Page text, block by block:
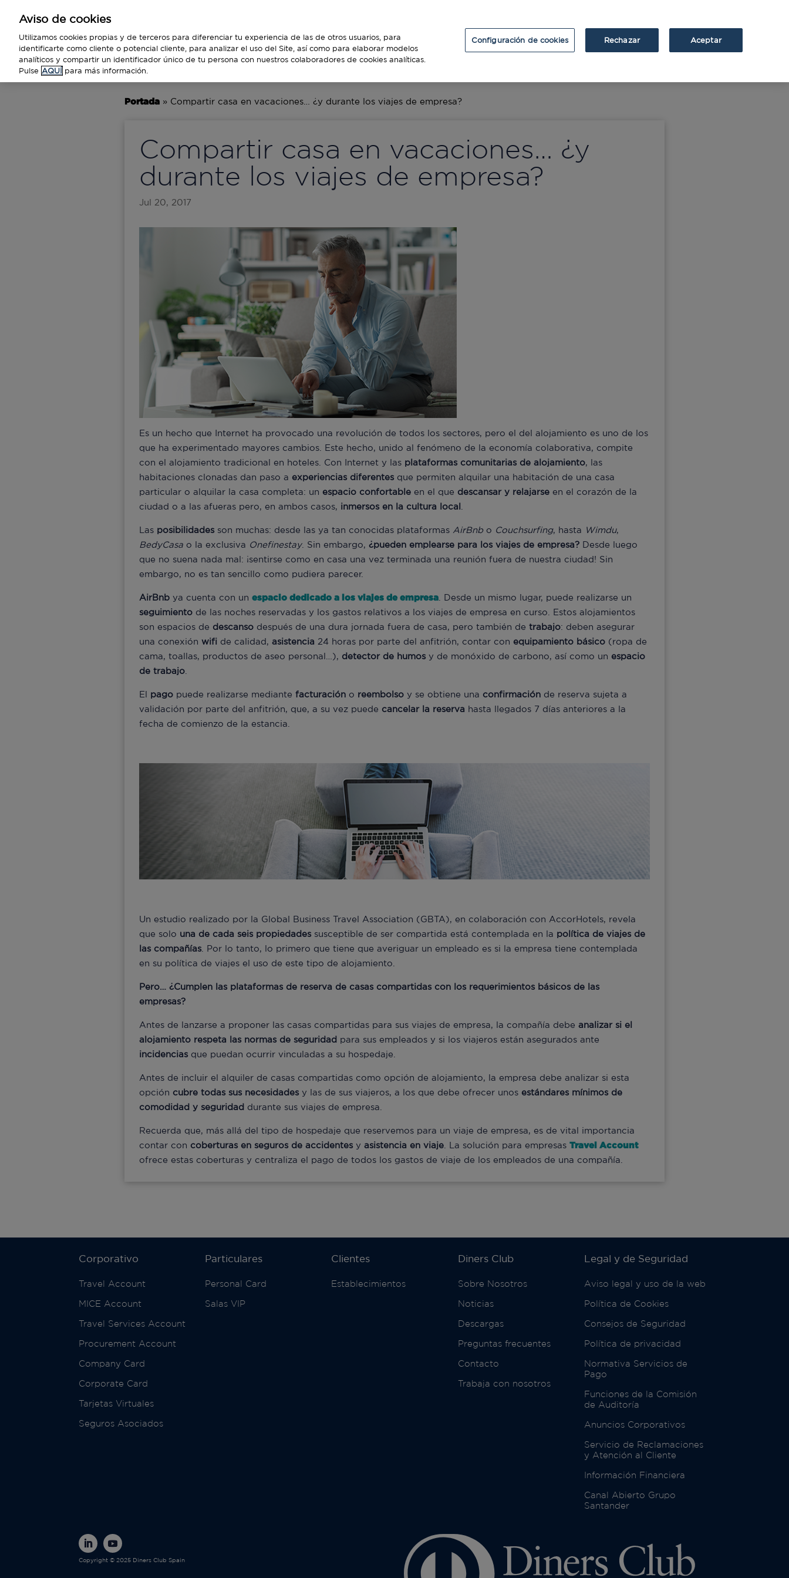
BUSINESS TECNOLOGÍA VIAJES
Portada » Compartir casa en vacaciones… ¿y durante los viajes de empresa?
Compartir casa en vacaciones… ¿y
durante los viajes de empresa?
Jul 20, 2017
Es un hecho que Internet ha provocado una revolución de todos los sectores, pero el del alojamiento es uno de los
que ha experimentado mayores cambios. Este hecho, unido al fenómeno de la economía colaborativa, compite
con el alojamiento tradicional en hoteles. Con Internet y las plataformas comunitarias de alojamiento, las
habitaciones clonadas dan paso a experiencias diferentes que permiten alquilar una habitación de una casa
particular o alquilar la casa completa: un espacio confortable en el que descansar y relajarse en el corazón de la
ciudad o a las afueras pero, en ambos casos, inmersos en la cultura local
Las posibilidades son muchas: desde las ya tan conocidas plataformas AirBnb o Couchsurfing, hasta Wimdu,
BedyCasa o la exclusiva Onefinestay. Sin embargo, ¿pueden emplearse para los viajes de empresa? Desde luego
que no suena nada mal: ¡sentirse como en casa una vez terminada una reunión fuera de nuestra ciudad! Sin
embargo, no es tan sencillo como pudiera parecer.
AirBnb ya cuenta con un espacio dedicado a los viajes de empresa . Desde un mismo lugar, puede realizarse un
seguimiento de las noches reservadas y los gastos relativos a los viajes de empresa en curso. Estos alojamientos
son espacios de descanso después de una dura jornada fuera de casa, pero también de trabajo: deben asegurar
una conexión wifi de calidad, asistencia 24 horas por parte del anfitrión, contar con equipamiento básico (ropa de
cama, toallas, productos de aseo personal…), detector de humos y de monóxido de carbono, así como un espacio
de trabajo
El pago puede realizarse mediante facturación o reembolso y se obtiene una confirmación de reserva sujeta a
validación por parte del anfitrión, que, a su vez puede cancelar la reserva hasta llegados 7 días anteriores a la
fecha de comienzo de la estancia.
Un estudio realizado por la Global Business Travel Association (GBTA), en colaboración con AccorHotels, revela
que solo una de cada seis propiedades susceptible de ser compartida está contemplada en la política de viajes de
las compañías . Por lo tanto, lo primero que tiene que averiguar un empleado es si la empresa tiene contemplada
en su política de viajes el uso de este tipo de alojamiento.
Pero… ¿Cumplen las plataformas de reserva de casas compartidas con los requerimientos básicos de las
empresas?
Antes de lanzarse a proponer las casas compartidas para sus viajes de empresa, la compañía debe analizar si el
alojamiento respeta las normas de seguridad para sus empleados y si los viajeros están asegurados ante
incidencias que puedan ocurrir vinculadas a su hospedaje.
Antes de incluir el alquiler de casas compartidas como opción de alojamiento, la empresa debe analizar si esta
opción cubre todas sus necesidades y las de sus viajeros, a los que debe ofrecer unos estándares mínimos de
comodidad y seguridad durante sus viajes de empresa.
Recuerda que, más allá del tipo de hospedaje que reservemos para un viaje de empresa, es de vital importancia
contar con coberturas en seguros de accidentes y asistencia en viaje . La solución para empresas Travel Account
ofrece estas coberturas y centraliza el pago de todos los gastos de viaje de los empleados de una compañía.
Corporativo
Travel Account
MICE Account
Travel Services Account
Procurement Account
Company Card
Corporate Card
Tarjetas Virtuales
Seguros Asociados
Particulares
Personal Card
Salas VIP
Clientes
Establecimientos
Diners Club
Sobre Nosotros
Noticias
Descargas
Preguntas frecuentes
Contacto
Trabaja con nosotros
Legal y de Seguridad
Aviso legal y uso de la web
Política de Cookies
Consejos de Seguridad
Política de privacidad
Normativa Servicios de
Pago
Funciones de la Comisión
de Auditoría
Anuncios Corporativos
Servicio de Reclamaciones
y Atención al Cliente
Información Financiera
Canal Abierto Grupo
Santander
Copyright © 2025 Diners Club Spain
Aviso de cookies
Utilizamos cookies propias y de terceros para diferenciar tu experiencia de las de otros usuarios, para
identificarte como cliente o potencial cliente, para analizar el uso del Site, así como para elaborar modelos
analíticos y compartir un identificador único de tu persona con nuestros colaboradores de cookies analíticas.
Pulse AQUÍ para más información.
Configuración de cookies Rechazar Aceptar